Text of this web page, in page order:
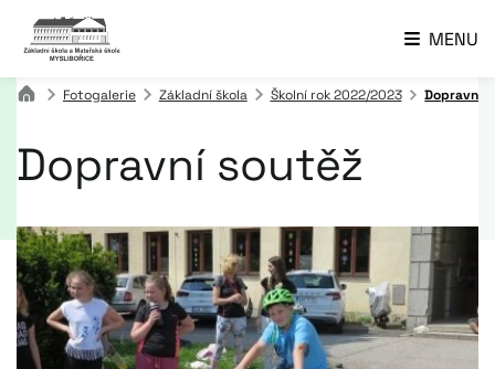
MENU
Fotogalerie Základní škola Školní rok 2022/2023 Dopravní
Dopravní soutěž